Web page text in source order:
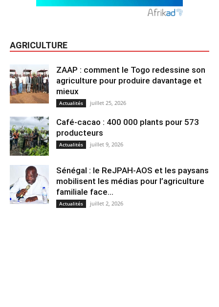
AGRICULTURE
ZAAP : comment le Togo redessine son
agriculture pour produire davantage et
mieux
Actualités juillet 25, 2026
Café-cacao : 400 000 plants pour 573
producteurs
Actualités juillet 9, 2026
Sénégal : le ReJPAH-AOS et les paysans
mobilisent les médias pour l’agriculture
familiale face...
Actualités juillet 2, 2026